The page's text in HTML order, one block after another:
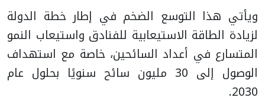
ويأتي هذا التوسع الضخم في إطار خطة الدولة
لزيادة الطاقة الاستيعابية للفنادق واستيعاب النمو
المتسارع في أعداد السائحين، خاصة مع استهداف
الوصول إلى 30 مليون سائح سنويًا بحلول عام
2030.